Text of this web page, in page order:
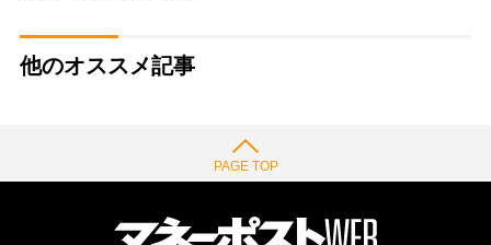
他のオススメ記事
PAGE TOP